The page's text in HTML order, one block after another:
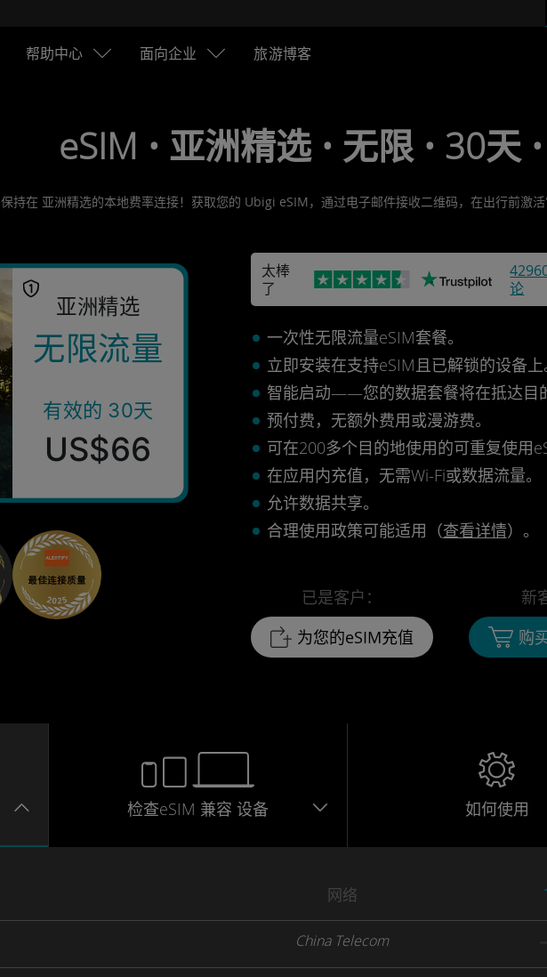
帮助中心 面向企业 旅游博客
eSIM • 亚洲精选 • 无限 • 30天
保持在 亚洲精选的本地费率连接！获取您的 Ubigi eSIM，通过电子邮件接收二维码，在出行前激
亚洲精选
无限流量
有效的 30天
US$66
太棒
了
论
一次性无限流量eSIM套餐。
立即安装在支持eSIM且已解锁的设备上
智能启动——您的数据套餐将在抵达目
预付费，无额外费用或漫游费。
可在200多个目的地使用的可重复使用
在应用内充值，无需Wi-Fi或数据流量。
允许数据共享。
合理使用政策可能适用（查看详情）。
已是客户：
为您的eSIM充值
新
购
检查eSIM 兼容 设备 如何使用
网络
China Telecom